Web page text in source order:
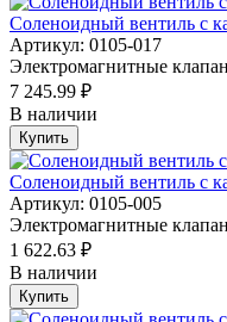
Соленоидный вентиль с
Артикул: 0105-017
Электромагнитные
7 245.99 ₽
В наличии
Купить
Соленоидный вентиль с
Артикул: 0105-005
Электромагнитные
1 622.63 ₽
В наличии
Купить